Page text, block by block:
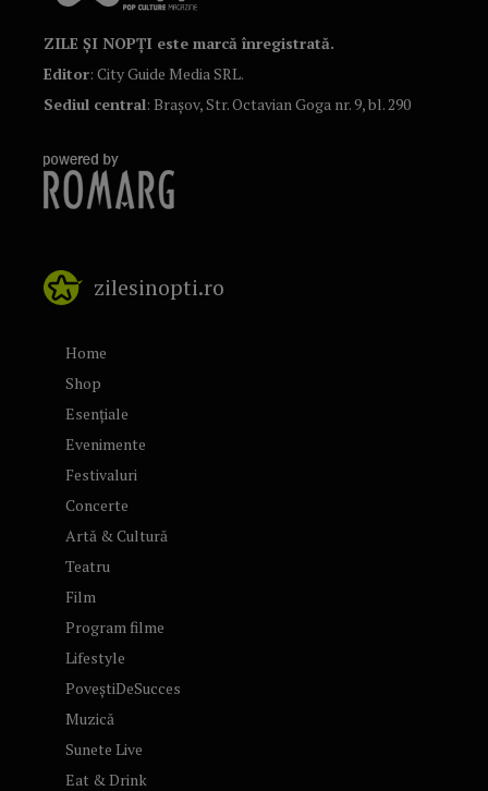
ZILE ȘI NOPȚI este marcă înregistrată.
Editor: City Guide Media SRL.
Sediul central: Brașov, Str. Octavian Goga nr. 9, bl. 290
zilesinopti.ro
Home
Shop
Esențiale
Evenimente
Festivaluri
Concerte
Artă & Cultură
Teatru
Film
Program filme
Lifestyle
PoveștiDeSucces
Muzică
Sunete Live
Eat & Drink